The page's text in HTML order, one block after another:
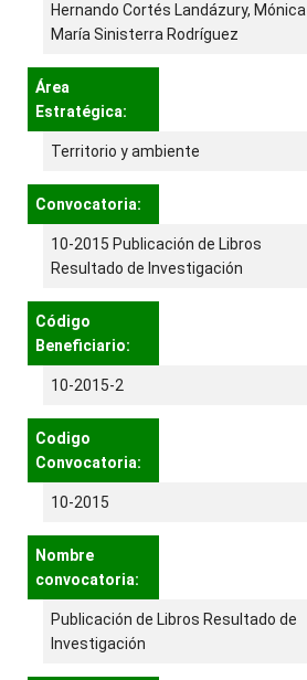
Hernando Cortés Landázury, Mónica
María Sinisterra Rodríguez
Área
Estratégica:
Territorio y ambiente
Convocatoria:
10-2015 Publicación de Libros
Resultado de Investigación
Código
Beneficiario:
10-2015-2
Codigo
Convocatoria:
10-2015
Nombre
convocatoria:
Publicación de Libros Resultado de
Investigación